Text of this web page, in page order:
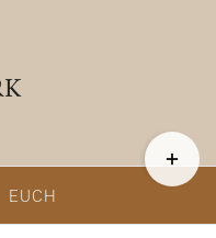
EUCH
Toggle
Sliding
Bar